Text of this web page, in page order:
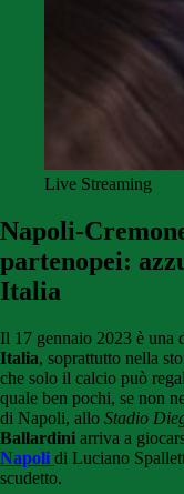
Live Streaming
Napoli-
partenopei:
Italia
Il 17 gennaio 2023 è una
Italia, soprattutto nella
che solo il calcio può
quale ben pochi, se non
di Napoli, allo Stadio
Ballardini arriva a
Napoli di Luciano
scudetto.